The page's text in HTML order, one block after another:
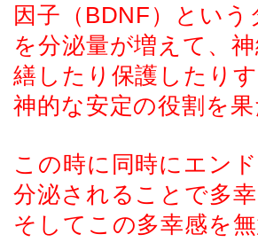
因子（BDNF）という
を分泌量が増えて、
繕したり保護したり
神的な安定の役割を果
この時に同時にエン
分泌されることで多幸
そしてこの多幸感を